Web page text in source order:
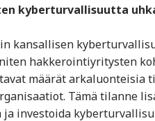
kyberturvallisuutta
kansallisen
hakkerointiyritysten
määrät arkaluonteisia
Tämä tilanne
investoida